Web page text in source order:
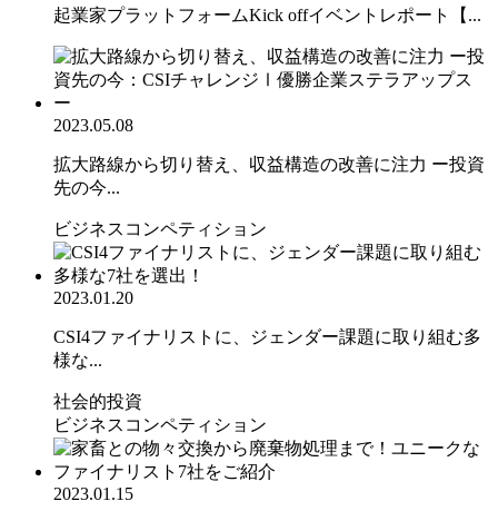
起業家プラットフォームKick offイベントレポート【...
2023.05.08
拡大路線から切り替え、収益構造の改善に注力 ー投資
先の今...
ビジネスコンペティション
2023.01.20
CSI4ファイナリストに、ジェンダー課題に取り組む多
様な...
社会的投資
ビジネスコンペティション
2023.01.15